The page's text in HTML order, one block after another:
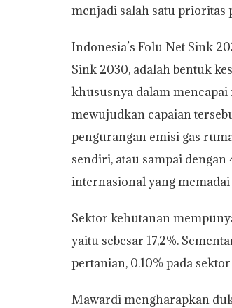
menjadi salah satu prioritas
Indonesia’s Folu Net Sink
Sink 2030, adalah bentuk
khususnya dalam mencapai
mewujudkan capaian
pengurangan emisi gas
sendiri, atau sampai dengan
internasional yang
Sektor kehutanan
yaitu sebesar 17,2%.
pertanian, 0.10% pada
Mawardi mengharapkan